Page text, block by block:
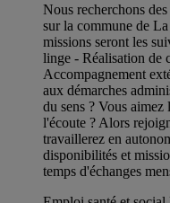
Nous recherchons
sur la commune de
missions seront les
linge - Réalisation de
Accompagnement
aux démarches
du sens ? Vous aimez
l'écoute ? Alors
travaillerez en
disponibilités et
temps d'échanges